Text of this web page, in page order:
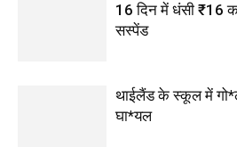
16 दिन में धंसी ₹16
सस्पेंड
थाईलैंड के स्कूल में
घा*यल